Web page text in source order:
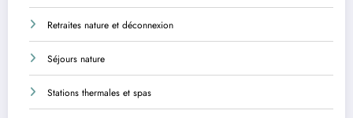
Retraites nature et déconnexion
Séjours nature
Stations thermales et spas